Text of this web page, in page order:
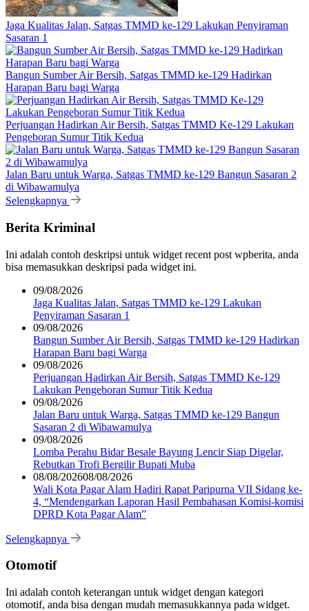
Jaga Kualitas Jalan, Satgas TMMD ke-129 Lakukan Penyiraman
Sasaran 1
Bangun Sumber Air Bersih, Satgas TMMD ke-129 Hadirkan
Harapan Baru bagi Warga
Perjuangan Hadirkan Air Bersih, Satgas TMMD Ke-129 Lakukan
Pengeboran Sumur Titik Kedua
Jalan Baru untuk Warga, Satgas TMMD ke-129 Bangun Sasaran 2
di Wibawamulya
Selengkapnya
Berita Kriminal
Ini adalah contoh deskripsi untuk widget recent post wpberita, anda
bisa memasukkan deskripsi pada widget ini.
09/08/2026
Jaga Kualitas Jalan, Satgas TMMD ke-129 Lakukan
Penyiraman Sasaran 1
09/08/2026
Bangun Sumber Air Bersih, Satgas TMMD ke-129 Hadirkan
Harapan Baru bagi Warga
09/08/2026
Perjuangan Hadirkan Air Bersih, Satgas TMMD Ke-129
Lakukan Pengeboran Sumur Titik Kedua
09/08/2026
Jalan Baru untuk Warga, Satgas TMMD ke-129 Bangun
Sasaran 2 di Wibawamulya
09/08/2026
Lomba Perahu Bidar Besale Bayung Lencir Siap Digelar,
Rebutkan Trofi Bergilir Bupati Muba
08/08/202608/08/2026
Wali Kota Pagar Alam Hadiri Rapat Paripurna VII Sidang ke-
4, “Mendengarkan Laporan Hasil Pembahasan Komisi-komisi
DPRD Kota Pagar Alam”
Selengkapnya
Otomotif
Ini adalah contoh keterangan untuk widget dengan kategori
otomotif, anda bisa dengan mudah memasukkannya pada widget.